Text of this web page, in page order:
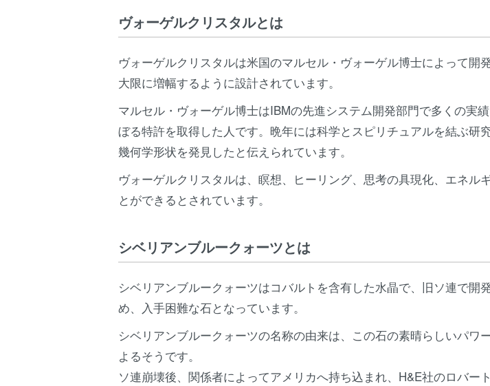
ヴォーゲルクリスタルとは
ヴォーゲルクリスタルは米国のマルセル・ヴォーゲル博士によって
大限に増幅するように設計されています。
マルセル・ヴォーゲル博士はIBMの先進システム開発部門で多くの実
ぼる特許を取得した人です。晩年には科学とスピリチュアルを結ぶ
幾何学形状を発見したと伝えられています。
ヴォーゲルクリスタルは、瞑想、ヒーリング、思考の具現化、エネ
とができるとされています。
シベリアンブルークォーツとは
シベリアンブルークォーツはコバルトを含有した水晶で、旧ソ連で
め、入手困難な石となっています。
シベリアンブルークォーツの名称の由来は、この石の素晴らしいパ
よるそうです。
ソ連崩壊後、関係者によってアメリカへ持ち込まれ、H&E社のロバ